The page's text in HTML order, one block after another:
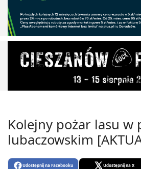
Kolejny pożar lasu w
lubaczowskim
Udostępnij na Facebooku Udostępnij na X